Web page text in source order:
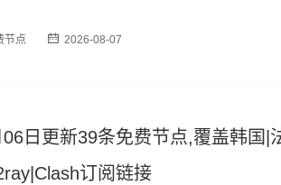
，用户可通过以下链
节点 2026-08-07
日更新39条免费节点,覆盖韩国|
订阅链接